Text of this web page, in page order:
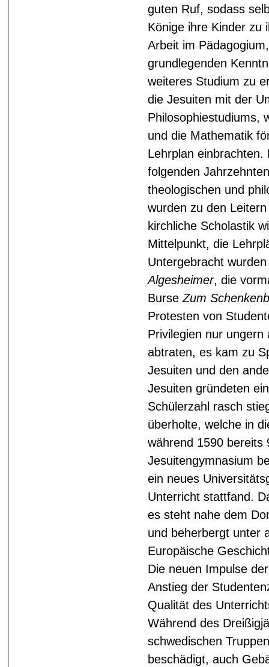
guten Ruf, sodass
Könige ihre Kinder zu
Arbeit im
grundlegenden
weiteres Studium zu
die Jesuiten mit der
Philosophiestudiums,
und die Mathematik
Lehrplan
folgenden
theologischen und
wurden zu den
kirchliche Scholastik
Mittelpunkt, die
Untergebracht
Algesheimer, die
BurseZum
Protesten von
Privilegien nur
abtraten, es kam zu
Jesuiten und den
Jesuiten gründeten
Schülerzahl rasch
überholte, welche in
während 1590 bereits
Jesuitengymnasium
ein neues
Unterricht stattfand.
es steht nahe dem
und beherbergt unter
Europäische
Die neuen Impulse
Anstieg der
Qualität des
Während des
schwedischen
beschädigt, auch